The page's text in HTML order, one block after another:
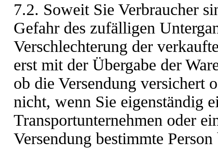
7.2. Soweit Sie Verbraucher
Gefahr des zufälligen
Verschlechterung der
erst mit der Übergabe der
ob die Versendung versichert
nicht, wenn Sie eigenständig
Transportunternehmen oder
Versendung bestimmte